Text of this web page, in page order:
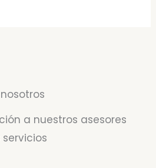
a nuestros asesores